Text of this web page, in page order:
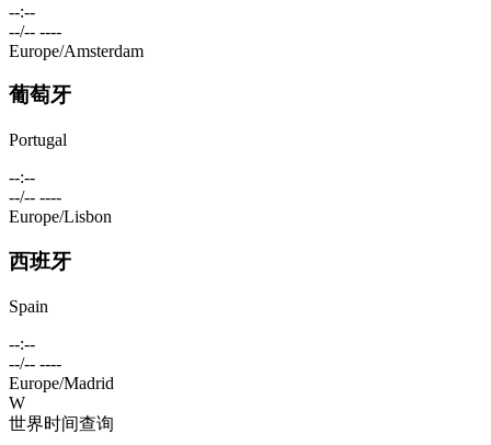
--:--
--/-- ----
Europe/Amsterdam
葡萄牙
Portugal
--:--
--/-- ----
Europe/Lisbon
西班牙
Spain
--:--
--/-- ----
Europe/Madrid
W
世界时间查询